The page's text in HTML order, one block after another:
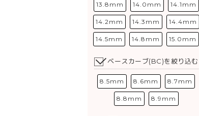
13.8mm 14.0mm 14.1mm
14.2mm 14.3mm 14.4mm
14.5mm 14.8mm 15.0mm
ベースカーブ(BC)を絞り込む
8.5mm 8.6mm 8.7mm
8.8mm 8.9mm